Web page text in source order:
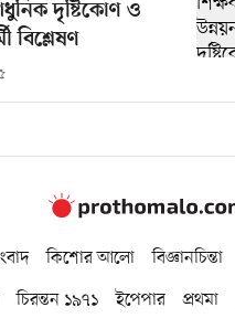
দৃষ্টিকোণ ও
বিশ্লেষণ
কিশোর আলো বিজ্ঞানচিন্তা
চিরন্তন ১৯৭১ ইপেপার প্রথমা